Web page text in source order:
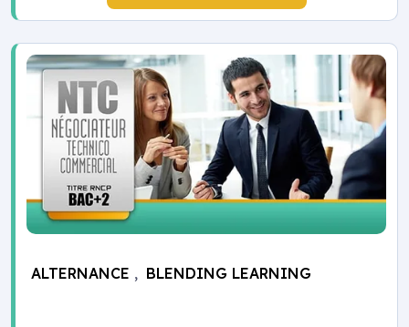
ALTERNANCE , BLENDING LEARNING